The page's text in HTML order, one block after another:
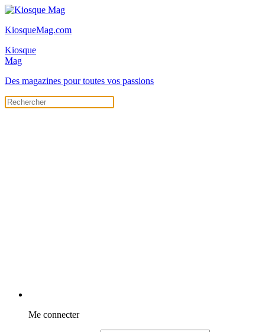
KiosqueMag.com
Kiosque
Mag
Des magazines pour toutes vos passions
Me connecter